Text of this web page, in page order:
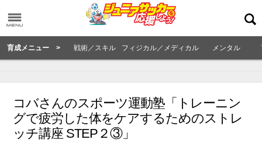
育成メニュー > 戦術／スキル フィジカル／メディカル メンタル
コバさんのスポーツ運動塾「トレーニン
グで疲労した体をケアするためのストレ
ッチ講座 STEP２③」